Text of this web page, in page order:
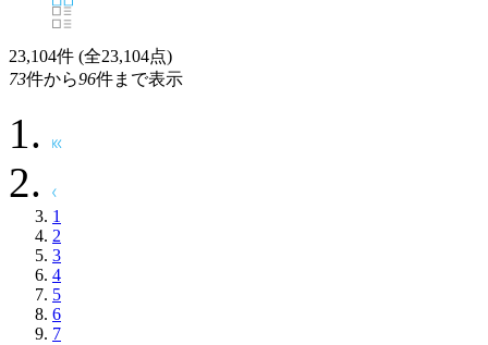
23,104件 (全23,104点)
73件から96件まで表示
1
2
3
4
5
6
7